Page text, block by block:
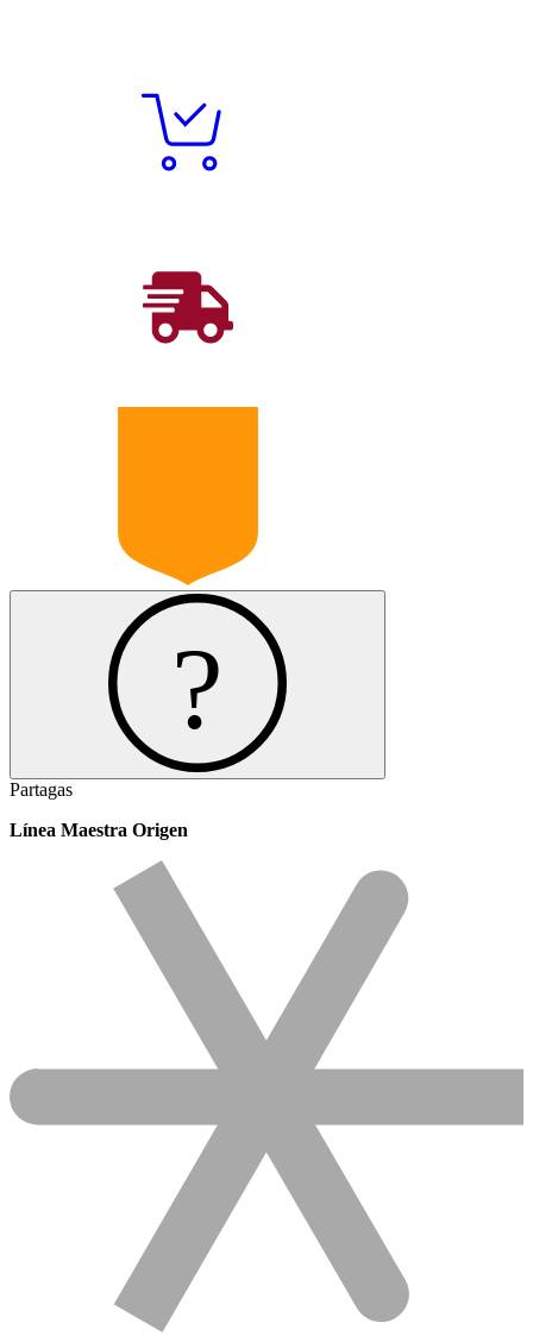
Partagas
Línea Maestra Origen